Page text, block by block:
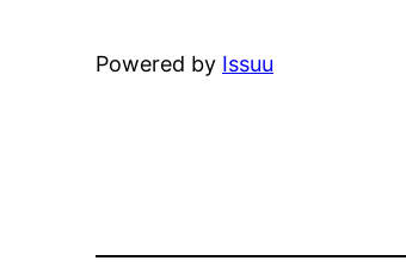
Powered by Issuu